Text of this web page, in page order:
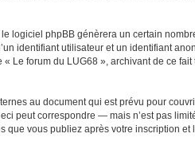
logiciel phpBB génèrera un certain
identifiant utilisateur et un identifiant
Le forum du LUG68 », archivant de ce
au document qui est prévu pour
peut correspondre — mais n’est pas
que vous publiez après votre inscription